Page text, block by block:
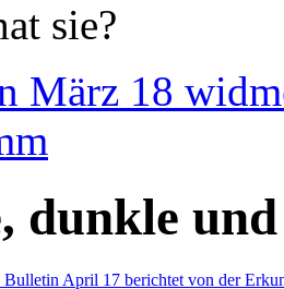
sie?
März 18
dunkle
April 17 berichtet von der